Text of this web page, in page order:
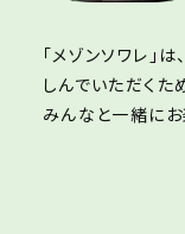
「メゾンソワレ」
しんでいただくた
みんなと一緒にお